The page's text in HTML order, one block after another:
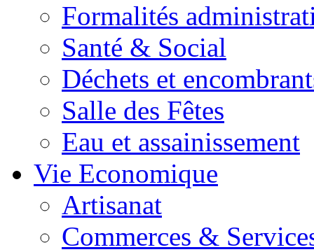
Formalités
Santé & Social
Déchets et
Salle des Fêtes
Eau et assainissement
Vie Economique
Artisanat
Commerces &